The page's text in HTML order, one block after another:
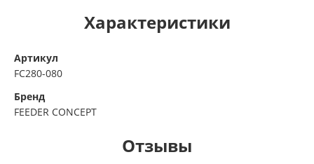
Характеристики
Артикул
FC280-080
Бренд
FEEDER CONCEPT
Отзывы